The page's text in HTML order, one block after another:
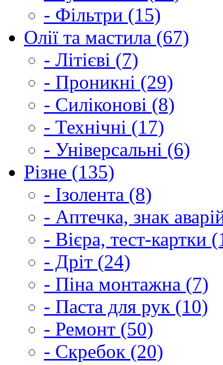
- Фільтри (15)
Олії та мастила (67)
- Літієві (7)
- Проникні (29)
- Силіконові (8)
- Технічні (17)
- Універсальні (6)
Різне (135)
- Ізолента (8)
- Аптечка, знак
- Вієра, тест-картки
- Дріт (24)
- Піна монтажна (7)
- Паста для рук (10)
- Ремонт (50)
- Скребок (20)